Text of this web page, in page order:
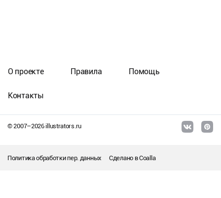
© 2007–2026illustrators.ru
О проекте Правила Помощь
Контакты
Политика обработки пер. данных Сделано вCoalla